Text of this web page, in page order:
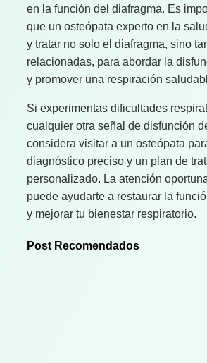
en la función del diafragma. Es
que un osteópata experto en la
y tratar no solo el diafragma, sino
relacionadas, para abordar la
y promover una respiración
Si experimentas dificultades
cualquier otra señal de disfunción
considera visitar a un osteópata
diagnóstico preciso y un plan de
personalizado. La atención
puede ayudarte a restaurar la
y mejorar tu bienestar respiratorio.
Post Recomendados